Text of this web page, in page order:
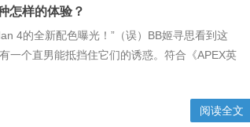
怎样的体验？
4的全新配色曝光！”（误）BB姬寻思看到这
一个直男能抵挡住它们的诱惑。符合《APEX英
阅读全文